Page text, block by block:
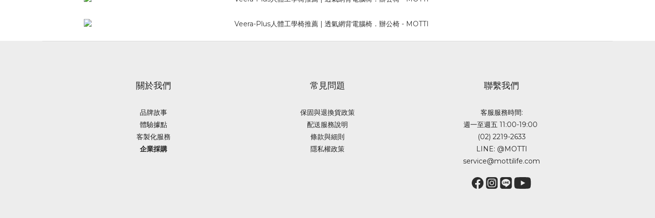
關於我們
品牌故事
體驗據點
客製化服務
企業採購
常見問題
保固與退換貨政策
配送服務說明
條款與細則
隱私權政策
聯繫我們
客服服務時間:
週一至週五 11:00-19:00
(02) 2219-2633
LINE: @MOTTI
service@mottilife.com